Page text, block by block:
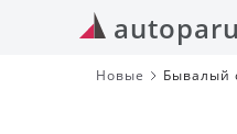
Новые
Бывалый